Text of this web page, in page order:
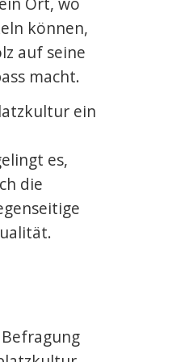
können,
auf seine
macht.
ein
es,
die